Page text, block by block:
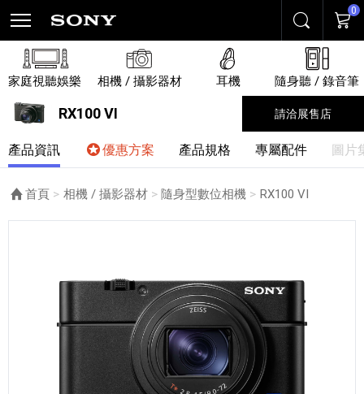
搜尋 購物
0
家庭視聽娛樂 相機 / 攝影器材 耳機 隨身聽 / 錄音筆
RX100 VI 請洽展售店
產品資訊 優惠方案 產品規格 專屬配件 圖片
首頁 相機 / 攝影器材 隨身型數位相機 目前頁面：
RX100 VI